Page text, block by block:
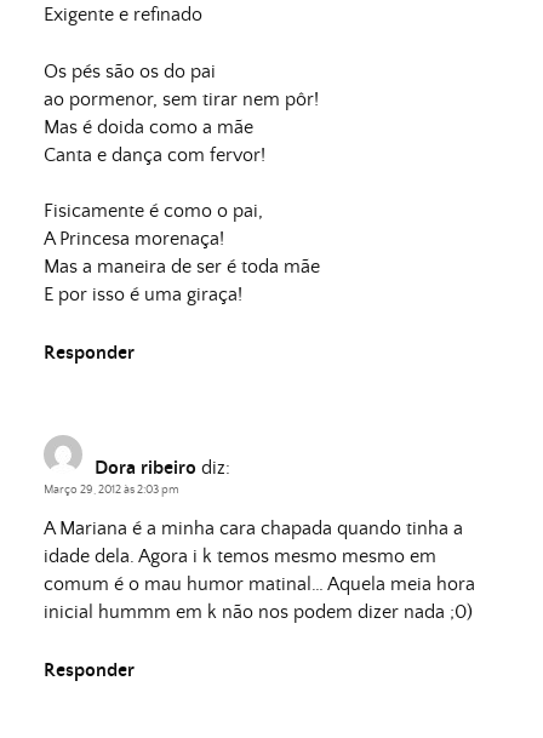
Exigente e refinado
Os pés são os do pai
ao pormenor, sem tirar nem pôr!
Mas é doida como a mãe
Canta e dança com fervor!
Fisicamente é como o pai,
A Princesa morenaça!
Mas a maneira de ser é toda mãe
E por isso é uma giraça!
Responder
Dora ribeiro diz:
Março 29, 2012 às 2:03 pm
A Mariana é a minha cara chapada quando tinha a
idade dela. Agora i k temos mesmo mesmo em
comum é o mau humor matinal… Aquela meia hora
inicial hummm em k não nos podem dizer nada ;0)
Responder